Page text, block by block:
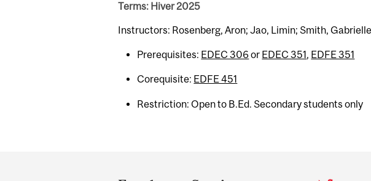
Terms: Hiver 2025
Instructors: Rosenberg, Aron; Jao, Limin; Smith,
Prerequisites: EDEC 306or EDEC 351 EDFE 351
Corequisite: EDFE 451
Restriction: Open to B.Ed. Secondary students only